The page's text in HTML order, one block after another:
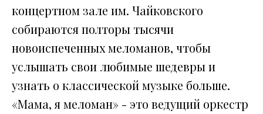
концертном зале им. Чайковского
собираются полторы тысячи
новоиспеченных меломанов, чтобы
услышать свои любимые шедевры и
узнать о классической музыке больше.
«Мама, я меломан» - это ведущий оркестр